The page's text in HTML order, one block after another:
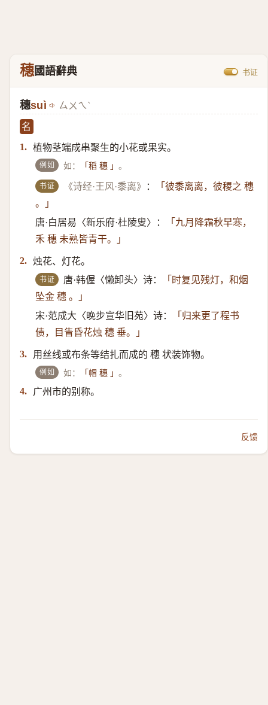
穗國語辭典 书证
穗suì ㄙㄨㄟˋ
名
1. 植物茎端成串聚生的小花或果实。
例如 如： 「稻 穗 」。
书证 《诗经·王风·黍离》 ：
「彼黍离离，彼稷之 穗
。」
唐·白居易〈新乐府·杜陵叟〉：
「九月降霜秋早寒，
禾 穗 未熟皆青干。」
2. 烛花、灯花。
书证 唐·韩偓〈懒卸头〉诗：
「时复见残灯，和烟
坠金 穗 。」
宋·范成大〈晚步宣华旧苑〉诗：
「归来更了程书
债，目眚昏花烛 穗 垂。」
3. 用丝线或布条等结扎而成的 穗 状装饰物。
例如 如： 「帽 穗 」。
4. 广州市的别称。
反馈